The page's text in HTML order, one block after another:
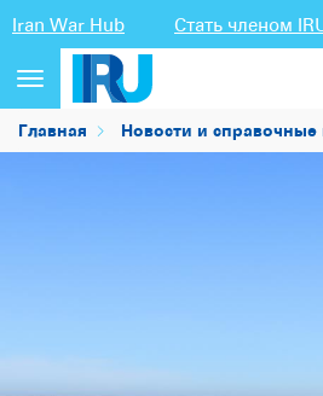
Iran War Hub Стать членом
Переключить
навигацию
Главная Новости и справочные